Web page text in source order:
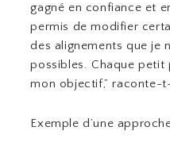
gagné en confiance et
permis de modifier
des alignements que je
possibles. Chaque petit
mon objectif,” raconte-
Exemple d’une